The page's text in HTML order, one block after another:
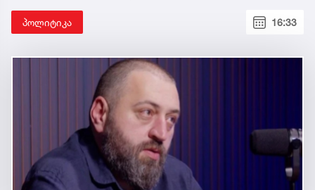
პოლიტიკა 16:33